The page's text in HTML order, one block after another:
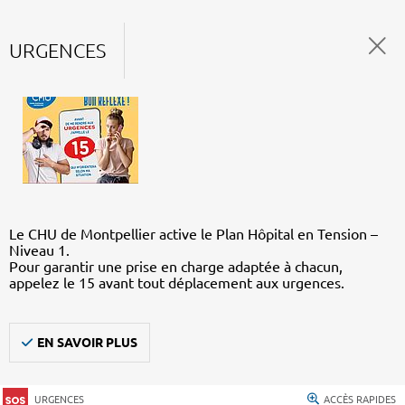
URGENCES
Le CHU de Montpellier active le Plan Hôpital en Tension –
Niveau 1.
Pour garantir une prise en charge adaptée à chacun,
appelez le 15 avant tout déplacement aux urgences.
EN SAVOIR PLUS
URGENCES ACCÈS RAPIDES